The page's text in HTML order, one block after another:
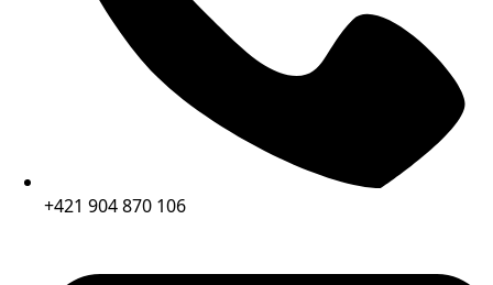
+421 904 870 106